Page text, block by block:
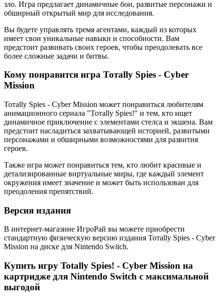
зло. Игра предлагает динамичные бои, развитые персонажи и
обширный открытый мир для исследования.
Вы будете управлять тремя агентами, каждый из которых
имеет свои уникальные навыки и способности. Вам
предстоит развивать своих героев, чтобы преодолевать все
более сложные задачи и битвы.
Кому понравится игра Тотally Spies - Cyber
Mission
Тотally Spies - Cyber Mission может понравиться любителям
анимационного сериала "Тотally Spies!" и тем, кто ищет
динамичное приключение с элементами стелса и экшена. Вам
предстоит насладиться захватывающей историей, развитыми
персонажами и обширными возможностями для развития
героев.
Также игра может понравиться тем, кто любит красивые и
детализированные виртуальные миры, где каждый элемент
окружения имеет значение и может быть использован для
преодоления препятствий.
Версия издания
В интернет-магазине ИгроРай вы можете приобрести
стандартную физическую версию издания Тотally Spies - Cyber
Mission на диске для Nintendo Switch.
Купить игру Totally Spies! - Cyber Mission на
картридже для Nintendo Switch с максимальной
выгодой